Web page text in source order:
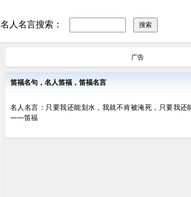
名人名言搜索：
广告
笛福名句，名人笛福，笛福名言
名人名言：只要我还能划水，我就不肯被淹死，只要我还
——笛福